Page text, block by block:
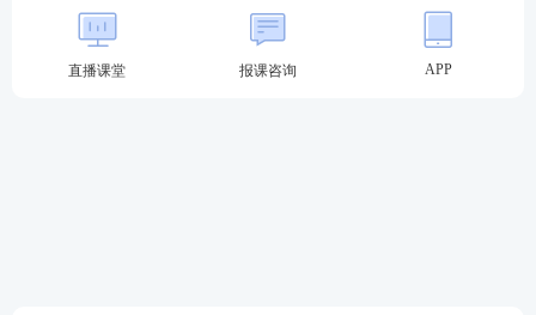
的通知中载明行使期间的，以该期间为准;②通知中未
载明行使期间，或者载明的期间短于通知送达之日起
直播课堂 报课咨询 APP